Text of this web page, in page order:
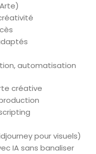
automatisation
créative
pour visuels)
IA sans banaliser